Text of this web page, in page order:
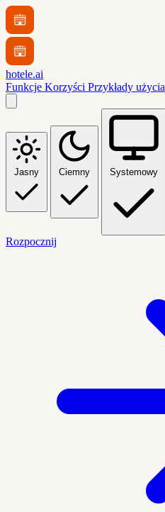
hotele.ai
Funkcje Korzyści Przykłady użycia
Jasny Ciemny Systemowy
Rozpocznij